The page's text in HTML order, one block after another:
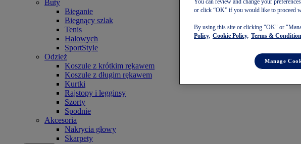
Buty
Bieganie
Biegnący szlak
Tenis
Halowych
SportStyle
Odzież
Koszule z krótkim rękawem
Koszule z długim rękawem
Kurtki
Rajstopy i legginsy
Szorty
Spodnie
Akcesoria
Nakrycia głowy
Skarpety
You can review and change your
or click “OK” if you would like to proceed
By using this site or clicking "OK" or
Policy, Cookie Policy, Terms &
Manage